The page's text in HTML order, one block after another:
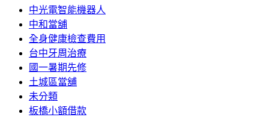
中光電智能機器人
中和當舖
全身健康檢查費用
台中牙周治療
國一暑期先修
土城區當舖
未分類
板橋小額借款